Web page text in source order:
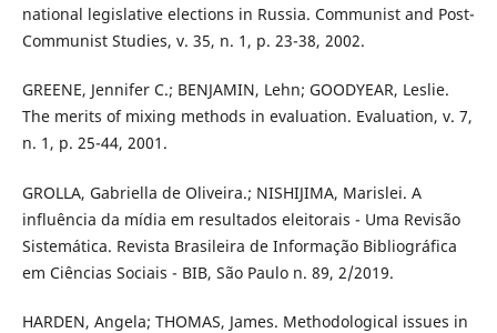
national legislative elections in Russia. Communist and Post-
Communist Studies, v. 35, n. 1, p. 23-38, 2002.
GREENE, Jennifer C.; BENJAMIN, Lehn; GOODYEAR, Leslie.
The merits of mixing methods in evaluation. Evaluation, v. 7,
n. 1, p. 25-44, 2001.
GROLLA, Gabriella de Oliveira.; NISHIJIMA, Marislei. A
influência da mídia em resultados eleitorais - Uma Revisão
Sistemática. Revista Brasileira de Informação Bibliográfica
em Ciências Sociais - BIB, São Paulo n. 89, 2/2019.
HARDEN, Angela; THOMAS, James. Methodological issues in